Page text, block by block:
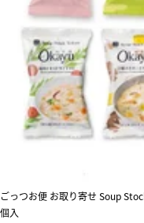
ごっつお便 お取り寄せ Soup
個入